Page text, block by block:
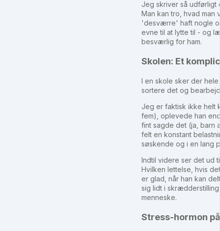
Jeg skriver så udførligt
Man kan tro, hvad man
'desværre' haft nogle
evne til at lytte til - og
besværlig for ham.
Skolen: Et
I en skole sker der
sortere det og
Jeg er faktisk ikke helt
fem), oplevede han
fint sagde det (ja, barn
felt en konstant
søskende og i en lang
Indtil videre ser det ud
Hvilken lettelse, hvis
er glad, når han kan
sig lidt i
menneske.
Stress-hormon